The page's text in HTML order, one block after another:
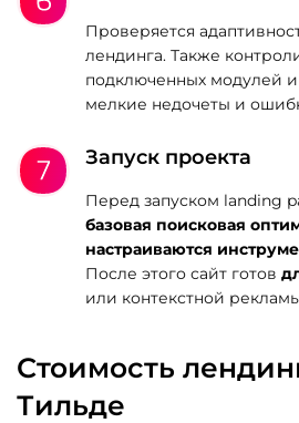
Проверяется
лендинга. Также
подключенных модулей
мелкие недочеты и
Запуск проекта
Перед запуском landing
базовая поисковая
настраиваются
После этого сайт готов
или контекстной
Стоимость
Тильде